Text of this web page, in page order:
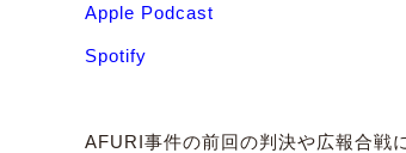
Apple Podcast
Spotify
AFURI事件の前回の判決や広報合戦